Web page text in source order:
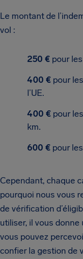
Le montant de
vol :
250 € pour
400 € pour
l’UE.
400 € pour
km.
600 € pour
Cependant, chaque
pourquoi nous vous
de vérification
utiliser, il vous
vous pouvez
confier la gestion de